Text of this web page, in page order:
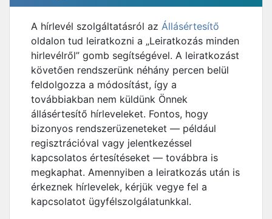
A hírlevél szolgáltatásról az Állásértesítő
oldalon tud leiratkozni a „Leiratkozás minden
hirlevélről” gomb segítségével. A leiratkozást
követően rendszerünk néhány percen belül
feldolgozza a módosítást, így a
továbbiakban nem küldünk Önnek
állásértesítő hírleveleket. Fontos, hogy
bizonyos rendszerüzeneteket — például
regisztrációval vagy jelentkezéssel
kapcsolatos értesítéseket — továbbra is
megkaphat. Amennyiben a leiratkozás után is
érkeznek hírlevelek, kérjük vegye fel a
kapcsolatot ügyfélszolgálatunkkal.